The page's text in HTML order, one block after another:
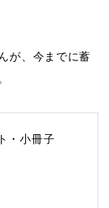
が、今までに蓄
・小冊子